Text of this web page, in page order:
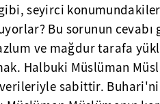
seyirci
Bu sorunun cevabı
ve mağdur tarafa
Halbuki Müslüman
sabittir.